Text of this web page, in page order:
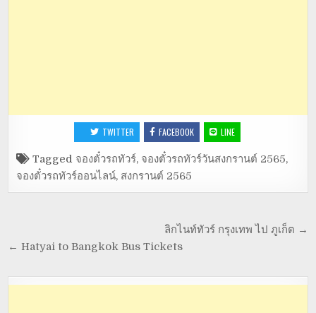
TWITTER FACEBOOK LINE
Tagged จองตั๋วรถทัวร์, จองตั๋วรถทัวร์วันสงกรานต์ 2565,
จองตั๋วรถทัวร์ออนไลน์, สงกรานต์ 2565
ลิกไนท์ทัวร์ กรุงเทพ ไป ภูเก็ต →
← Hatyai to Bangkok Bus Tickets